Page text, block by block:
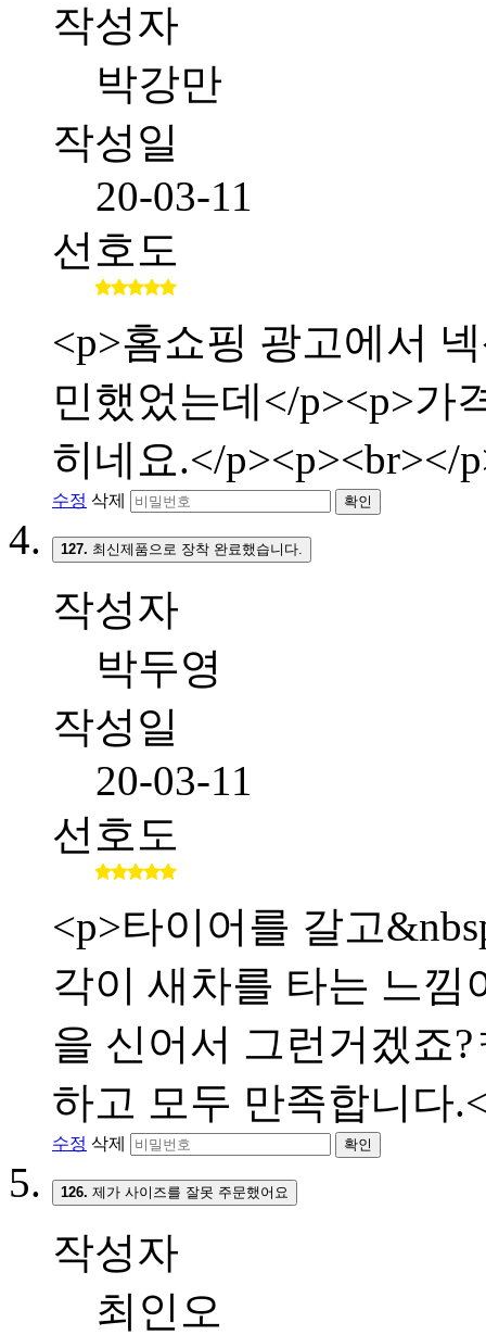
작성자
박강만
작성일
20-03-11
선호도
<p>홈쇼핑 광고에서
민했었는데</p><p>가
히네요.</p><p><br></
수정 삭제 확인
127. 최신제품으로 장착 완료했습니다.
작성자
박두영
작성일
20-03-11
선호도
<p>타이어를 갈고
각이 새차를 타는 느낌
을 신어서 그런거겠죠
하고 모두 만족합니다
수정 삭제 확인
126. 제가 사이즈를 잘못 주문했어요
작성자
최인오